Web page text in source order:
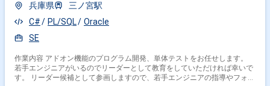
兵庫県
三ノ宮駅
C#
PL/SQL
Oracle
SE
作業内容 アドオン機能のプログラム開発、単体テストをお任せします。
若手エンジニアがいるのでリーダーとして教育をしていただければ幸いで
す。 リーダー候補として参画しますので、若手エンジニアの指導やフォロ